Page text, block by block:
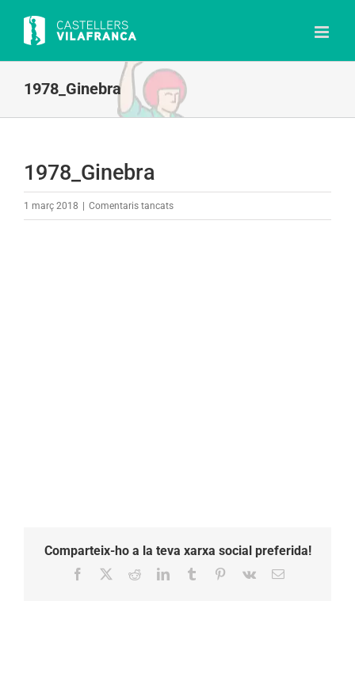
content
1978_Ginebra
1978_Ginebra
1 març 2018 Comentaris tancatsa
Comparteix-ho a la teva xarxa social preferida!
Facebook RedditLinkedInTumblr Pinterest
Vk Email: